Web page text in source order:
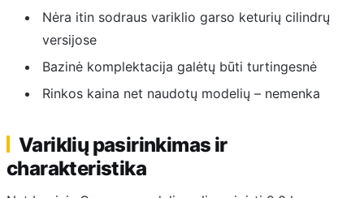
Nėra itin sodraus variklio garso keturių cilindrų
versijose
Bazinė komplektacija galėtų būti turtingesnė
Rinkos kaina net naudotų modelių – nemenka
Variklių pasirinkimas ir
charakteristika